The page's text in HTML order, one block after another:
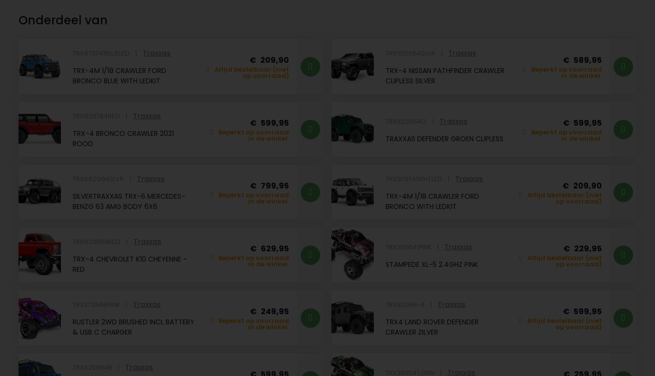
Onderdeel van
TRX970741BLUELED
Traxxas
TRX-4M 1/18 CRAWLER FORD
BRONCO BLUE WITH LEDKIT
209,90
Altijd bestelbaar (niet
op voorraad)
TRX1100564SLVR
Traxxas
TRX-4 NISSAN PATHFINDER CRAWLER
CLIPLESS SILVER
589,95
Beperkt op voorraad
in de winkel.
TRX920764RED
Traxxas
TRX-4 BRONCO CRAWLER 2021
ROOD
599,95
Beperkt op voorraad
in de winkel.
TRX822564G
Traxxas
TRAXXAS DEFENDER GROEN CLIPLESS
599,95
Beperkt op voorraad
in de winkel.
TRX882964SLVR
Traxxas
SILVERTRAXXAS TRX-6 MERCEDES-
BENZG 63 AMG BODY 6X6
799,95
Beperkt op voorraad
in de winkel.
TRX970741WHTLED
Traxxas
TRX-4M 1/18 CRAWLER FORD
BRONCO WITH LEDKIT
209,90
Altijd bestelbaar (niet
op voorraad)
TRX920564RED
Traxxas
TRX-4 CHEVROLET K10 CHEYENNE -
RED
629,95
Beperkt op voorraad
in de winkel.
TRX360541PINK
Traxxas
STAMPEDE XL-5 2.4GHZ PINK
229,95
Altijd bestelbaar (niet
op voorraad)
TRX372548PINK
Traxxas
RUSTLER 2WD BRUSHED INCL BATTERY
& USB C CHARGER
249,95
Beperkt op voorraad
in de winkel.
TRX82056-4
Traxxas
TRX4 LAND ROVER DEFENDER
CRAWLER ZILVER
599,95
Altijd bestelbaar (niet
op voorraad)
TRX820564B
Traxxas
TRX36054\GRN
Traxxas